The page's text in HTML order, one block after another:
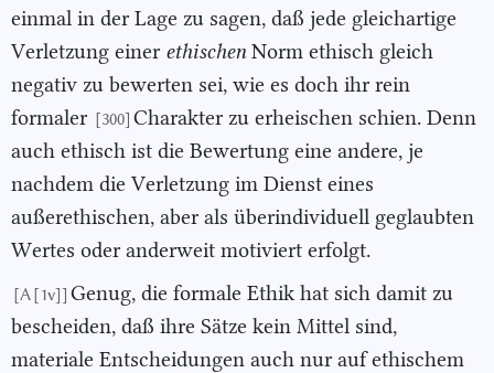
einmal in der Lage zu sagen, daß jede gleichartige
Verletzung einer ethischenNorm ethisch gleich
negativ zu bewerten sei, wie es doch ihr rein
formaler [300] Charakter zu erheischen schien. Denn
auch ethisch ist die Bewertung eine andere, je
nachdem die Verletzung im Dienst eines
außerethischen, aber als überindividuell geglaubten
Wertes oder anderweit motiviert erfolgt.
[A [1v]] Genug, die formale Ethik hat sich damit zu
bescheiden, daß ihre Sätze kein Mittel sind,
materiale Entscheidungen auch nur auf ethischem